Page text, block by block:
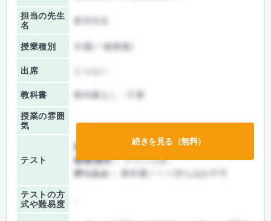
担当の先生
名
授業種別 共通(一般教養)
出席
教科書 教科書なし・不要
授業の雰囲
気
テスト
前期/中間：
レポートのみ
後期/期末：テストのみ
持ち込み：
教科書ノート持ち込み不可
テストの方
式や難易度
続きを見る（無料）